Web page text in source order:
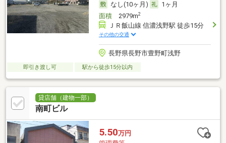
なし(10ヶ月)
1ヶ月
面積2979m2
ＪＲ飯山線 信濃浅野駅 徒歩15分
その他の交通
長野県長野市豊野町浅野
即引き渡し可 駅から徒歩15分以内
貸店舗（建物一部）
南町ビル
5.50万円